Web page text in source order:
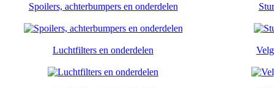
Spoilers, achterbumpers en onderdelen
Luchtfilters en onderdelen